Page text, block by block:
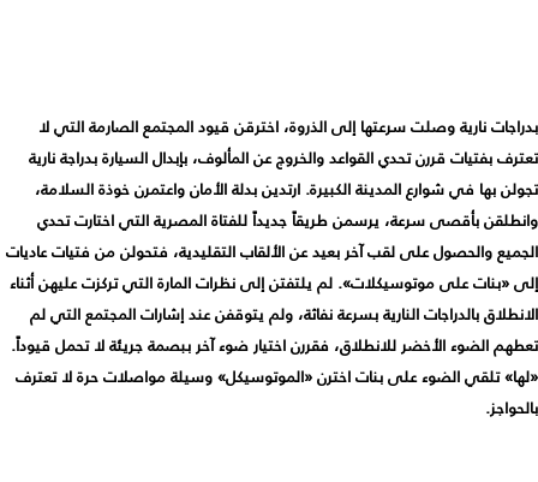
بدراجات نارية وصلت سرعتها إلى الذروة، اخترقن قيود المجتمع الصارمة التي لا
تعترف بفتيات قررن تحدي القواعد والخروج عن المألوف، بإبدال السيارة بدراجة نارية
تجولن بها في شوارع المدينة الكبيرة. ارتدين بدلة الأمان واعتمرن خوذة السلامة،
وانطلقن بأقصى سرعة، يرسمن طريقاً جديداً للفتاة المصرية التي اختارت تحدي
الجميع والحصول على لقب آخر بعيد عن الألقاب التقليدية، فتحولن من فتيات عاديات
إلى «بنات على موتوسيكلات». لم يلتفتن إلى نظرات المارة التي تركزت عليهن أثناء
الانطلاق بالدراجات النارية بسرعة نفاثة، ولم يتوقفن عند إشارات المجتمع التي لم
تعطهم الضوء الأخضر للانطلاق، فقررن اختيار ضوء آخر ببصمة جريئة لا تحمل قيوداً.
«لها» تلقي الضوء على بنات اخترن «الموتوسيكل» وسيلة مواصلات حرة لا تعترف
بالحواجز.